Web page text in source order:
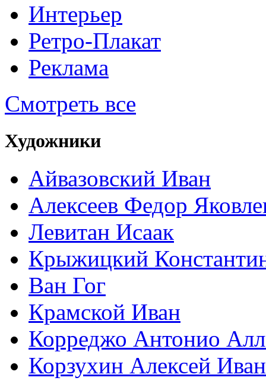
Интерьер
Ретро-Плакат
Реклама
Смотреть все
Художники
Айвазовский Иван
Алексеев Федор
Левитан Исаак
Крыжицкий
Ван Гог
Крамской Иван
Корреджо Антонио
Корзухин Алексей